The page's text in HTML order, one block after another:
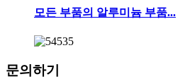
모든 부품의 알루미늄 부품...
문의하기